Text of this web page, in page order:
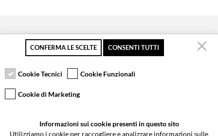
Secure payment
Free returns up to 30
Customer service
Via Galileo Galilei 5 | Verano Brianza (MB) 20843 | ITALY
CONFERMA LE SCELTE CONSENTI TUTTI
Cookie Tecnici Cookie Funzionali
Cookie di Marketing
Informazioni sui cookie presenti in questo sito
Utilizziamo i cookie per raccogliere e analizzare informazioni sulle